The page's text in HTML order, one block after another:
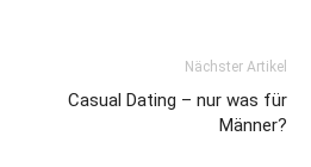
Nächster Artikel
Casual Dating – nur was für
Männer?